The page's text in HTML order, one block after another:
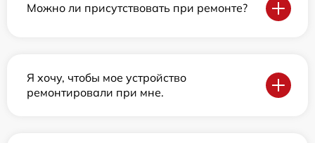
Можно ли присутствовать при ремонте?
Я хочу, чтобы мое устройство
ремонтировали при мне.